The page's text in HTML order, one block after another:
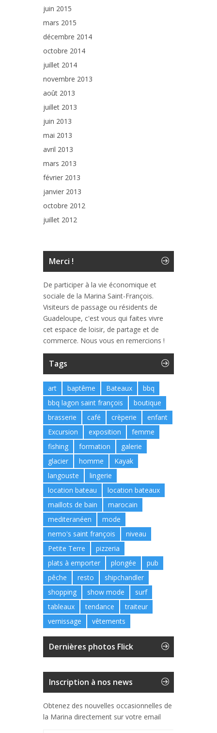
juin 2015
mars 2015
décembre 2014
octobre 2014
juillet 2014
novembre 2013
août 2013
juillet 2013
juin 2013
mai 2013
avril 2013
mars 2013
février 2013
janvier 2013
octobre 2012
juillet 2012
Merci !
De participer à la vie économique et
sociale de la Marina Saint-François.
Visiteurs de passage ou résidents de
Guadeloupe, c'est vous qui faites vivre
cet espace de loisir, de partage et de
commerce. Nous vous en remercions !
Tags
art baptême Bateaux
bbq
bbq lagon saint françois
boutique
brasserie
café crèperie
enfant
Excursion
exposition
femme
fishing
formation
galerie
glacier
homme
Kayak
langouste
lingerie
location bateau
location bateaux
maillots de bain
marocain
mediteranéen
mode
nemo's saint françois
niveau
Petite Terre
pizzeria
plats à emporter
plongée
pub
pêche
resto
shipchandler
shopping
show mode
surf
tableaux
tendance
traiteur
vernissage
vêtements
Dernières photos Flick
Inscription à nos news
Obtenez des nouvelles occasionnelles de
la Marina directement sur votre email